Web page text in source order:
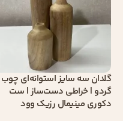
گلدان سه‌ سایز استوانه‌ای چوب
گردو | خراطی دست‌ساز | ست
دکوری مینیمال رزیک وود